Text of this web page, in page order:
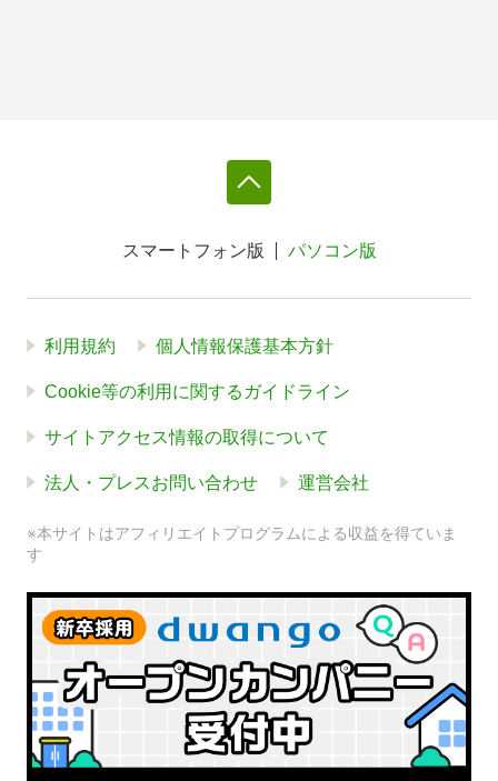
スマートフォン版 パソコン版
利用規約 個人情報保護基本方針
Cookie等の利用に関するガイドライン
サイトアクセス情報の取得について
法人・プレスお問い合わせ 運営会社
※本サイトはアフィリエイトプログラムによる収益を得ていま
す